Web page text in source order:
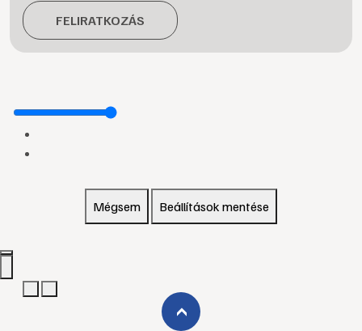
FELIRATKOZÁS
Mégsem Beállítások mentése
›